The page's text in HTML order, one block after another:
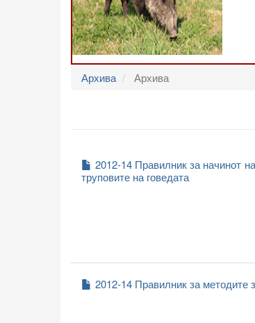
Архива Архива
2012-14 Правилник за начинот
труповите на говедата
2012-14 Правилник за методите